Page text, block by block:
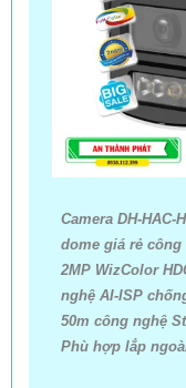
Camera DH-HAC-
dome giá rẻ
2MP WizColor
nghệ AI-ISP
50m công nghệ
Phù hợp lắp